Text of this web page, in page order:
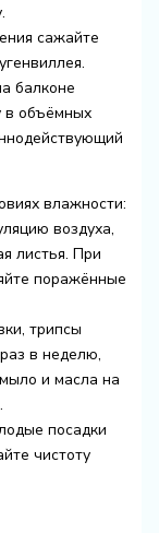
сажайте
балконе
в объёмных
влажности:
воздуха,
листья. При
поражённые
трипсы
в неделю,
и масла на
посадки
чистоту